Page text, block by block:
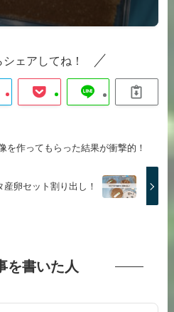
ェアしてね！
を作ってもらった結果が衝撃的！
卵セット割り出し！
を書いた人